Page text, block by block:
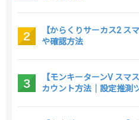
【からくりサーカス2 ス
や確認方法
【モンキーターンV スマ
カウント方法｜設定推測